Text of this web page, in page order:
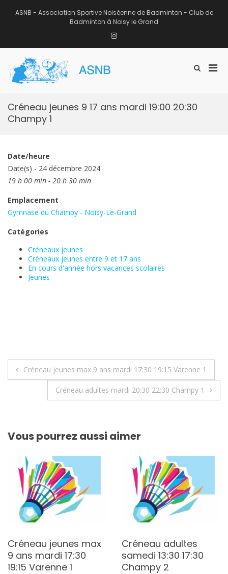
ASNB - Association Sportive Noiséenne de Badminton - Club de
Badminton à Noisy le Grand
Instagram
Afficher
recherche
Créneau jeunes 9 17 ans mardi 19:00 20:30
Champy 1
Date/heure
Date(s) - 24 décembre 2024
19 h 00 min - 20 h 30 min
Emplacement
Gymnase du Champy - Noisy-Le-Grand
Catégories
Créneaux jeunes
Créneaux jeunes entre 9 et 17 ans
En cours d'année hors vacances scolaires
Jeunes
Navigation
Créneau jeunes max 9 ans mardi 17:30 19:15 Varenne 1
Créneau adultes mardi 20:30 22:30 Champy 1
Vous pourrez aussi aimer
Créneau jeunes max
9 ans mardi 17:30
19:15 Varenne 1
Créneau adultes
samedi 13:30 17:30
Champy 2